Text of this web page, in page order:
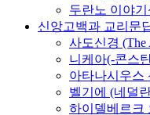
두란노 이야기
신앙고백과 교리문
사도신경 (The
니케아(-콘스
아타나시우스
벨기에 (네덜
하이델베르크